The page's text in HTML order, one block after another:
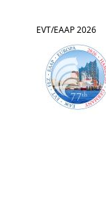
EVT/EAAP 2026